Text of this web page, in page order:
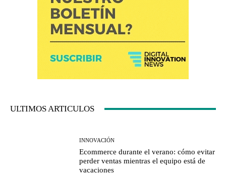
ULTIMOS ARTICULOS
INNOVACIÓN
Ecommerce durante el verano: cómo evitar
perder ventas mientras el equipo está de
vacaciones